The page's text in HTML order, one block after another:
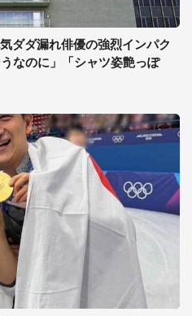
ダダ漏れ俳優の強烈インパク
なのに」「シャツ姿艶っぽ